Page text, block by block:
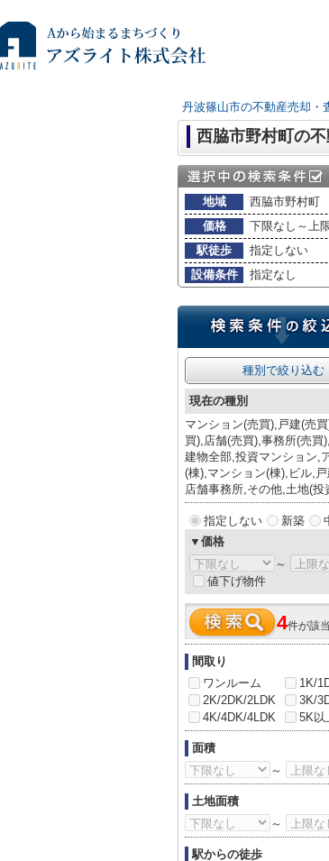
丹波篠山市の不動産売却・
西脇市野村町の
地域
西脇市野村町
価格
下限なし～上
駅徒歩
指定しない
設備条件
指定なし
種別で絞り込む
現在の種別
マンション(売買),戸建(売
買),店舗(売買),事務所(売買
建物全部,投資マンション,
(棟),マンション(棟),ビル,
店舗事務所,その他,土地(投
指定しない 新築
▼価格
～
値下げ物件
4件が該当
間取り
ワンルーム
1K/
2K/2DK/2LDK
3K/
4K/4DK/4LDK
5K以
面積
～
土地面積
～
駅からの徒歩